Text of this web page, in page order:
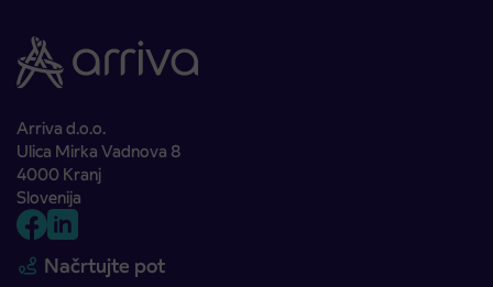
Arriva d.o.o.
Ulica Mirka Vadnova 8
4000 Kranj
Slovenija
Načrtujte pot